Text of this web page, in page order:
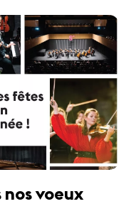
nos voeux